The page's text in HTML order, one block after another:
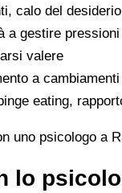
calo del
a gestire
valere
a
eating,
uno psicologo a
lo